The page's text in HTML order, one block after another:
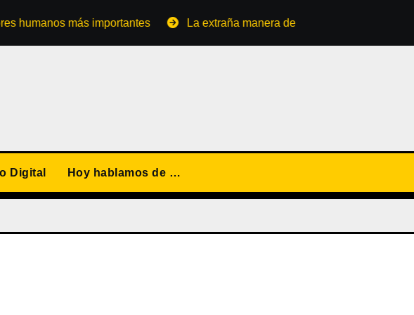
más importantes La extraña manera de convertirse en familia
Digital Hoy hablamos de …